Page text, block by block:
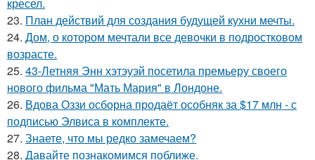
23. План действий для создания будущей кухни мечты.
24. Дом, о котором мечтали все девочки в подростковом
возрасте.
25. 43-Летняя Энн хэтэуэй посетила премьеру своего
нового фильма "Мать Мария" в Лондоне.
26. Вдова Оззи осборна продаёт особняк за $17 млн - с
подписью Элвиса в комплекте.
27. Знаете, что мы редко замечаем?
28. Давайте познакомимся поближе.